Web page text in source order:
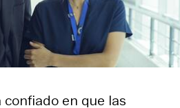
en que las